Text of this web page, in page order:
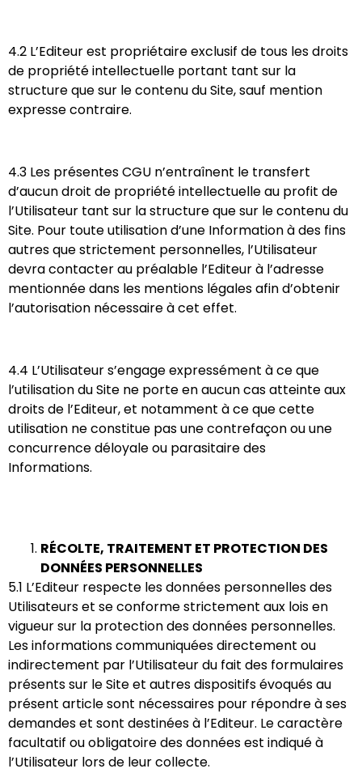
4.2 ​L’Editeur est propriétaire exclusif de tous les droits
de propriété intellectuelle portant tant sur la
structure que sur le contenu du Site, sauf mention
expresse contraire.
4.3 Les présentes CGU n’entraînent le transfert
d’aucun droit de propriété intellectuelle au profit de
l’Utilisateur tant sur la structure que sur le contenu du
Site. Pour toute utilisation d’une Information à des fins
autres que strictement personnelles, l’Utilisateur
devra contacter au préalable l’Editeur à l’adresse
mentionnée dans les mentions légales afin d’obtenir
l’autorisation nécessaire à cet effet.
4.4 L’Utilisateur s’engage expressément à ce que
l’utilisation du Site ne porte en aucun cas atteinte aux
droits de l’Editeur, et notamment à ce que cette
utilisation ne constitue pas une contrefaçon ou une
concurrence déloyale ou parasitaire des
Informations.
RÉCOLTE, TRAITEMENT ET PROTECTION DES
DONNÉES PERSONNELLES
5.1 L’Editeur respecte les données personnelles des
Utilisateurs et se conforme strictement aux lois en
vigueur sur la protection des données personnelles.
Les informations communiquées directement ou
indirectement par l’Utilisateur du fait des formulaires
présents sur le Site et autres dispositifs évoqués au
présent article sont nécessaires pour répondre à ses
demandes et sont destinées à l’Editeur. Le caractère
facultatif ou obligatoire des données est indiqué à
l’Utilisateur lors de leur collecte.